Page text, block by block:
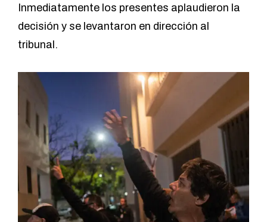
Inmediatamente los presentes aplaudieron la
decisión y se levantaron en dirección al
tribunal.